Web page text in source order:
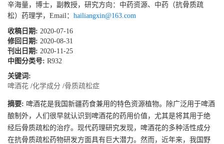
辛海量，博士，副教授，研究方向：中药资源、中药（抗骨质疏
松）药理学，Email： hailiangxin@163.com
收稿日期: 2020-07-16
修回日期: 2020-08-31
刊出日期: 2020-11-25
中图分类号: R932
关键词:
啤酒花 /化学成分 /骨质疏松症
摘要: 啤酒花是我国新疆药食兼用的特色资源植物。除广泛用于啤酒
酿制外，人们很早就认识到啤酒花的药用价值，尤其是将其用于绝
经后骨质疏松的治疗。现代药理研究发现，啤酒花的多种活性成分
在抗骨质疏松药物研发方面具有巨大潜力。然而，近年来，我国野